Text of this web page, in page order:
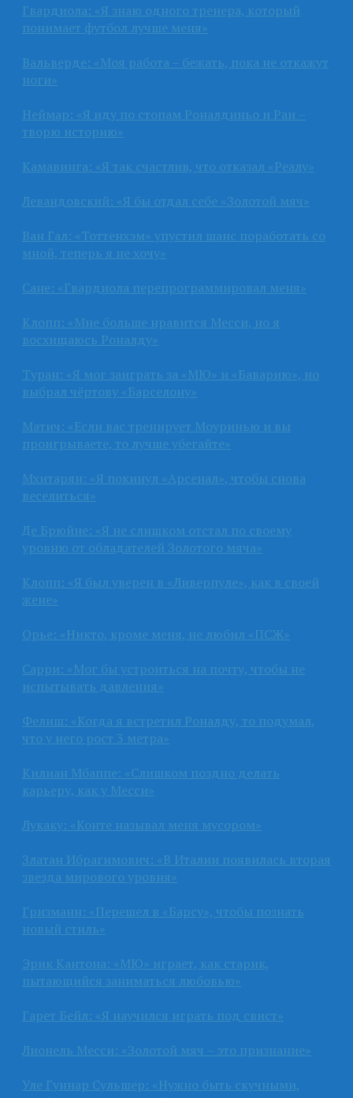
Гвардиола: «Я знаю одного тренера, который
понимает футбол лучше меня»
Вальверде: «Моя работа – бежать, пока не откажут
ноги»
Неймар: «Я иду по стопам Роналдиньо и Раи –
творю историю»
Камавинга: «Я так счастлив, что отказал «Реалу»
Левандовский: «Я бы отдал себе «Золотой мяч»
Ван Гал: «Тоттенхэм» упустил шанс поработать со
мной, теперь я не хочу»
Сане: «Гвардиола перепрограммировал меня»
Клопп: «Мне больше нравится Месси, но я
восхищаюсь Роналду»
Туран: «Я мог заиграть за «МЮ» и «Баварию», но
выбрал чёртову «Барселону»
Матич: «Если вас тренирует Моуринью и вы
проигрываете, то лучше убегайте»
Мхитарян: «Я покинул «Арсенал», чтобы снова
веселиться»
Де Брюйне: «Я не слишком отстал по своему
уровню от обладателей Золотого мяча»
Клопп: «Я был уверен в «Ливерпуле», как в своей
жене»
Орье: «Никто, кроме меня, не любил «ПСЖ»
Сарри: «Мог бы устроиться на почту, чтобы не
испытывать давления»
Фелиш: «Когда я встретил Роналду, то подумал,
что у него рост 3 метра»
Килиан Мбаппе: «Слишком поздно делать
карьеру, как у Месси»
Лукаку: «Конте называл меня мусором»
Златан Ибрагимович: «В Италии появилась вторая
звезда мирового уровня»
Гризманн: «Перешел в «Барсу», чтобы познать
новый стиль»
Эрик Кантона: «МЮ» играет, как старик,
пытающийся заниматься любовью»
Гарет Бейл: «Я научился играть под свист»
Лионель Месси: «Золотой мяч – это признание»
Уле Гуннар Сульшер: «Нужно быть скучными,